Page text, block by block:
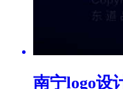
南宁logo设